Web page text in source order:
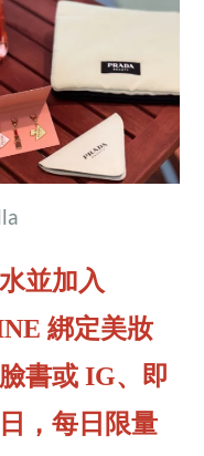
並加入
綁定美妝
書或 IG、即
，每日限量